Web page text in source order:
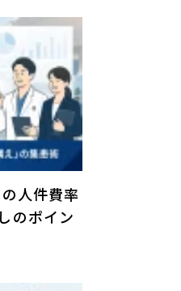
人件費率
のポイン